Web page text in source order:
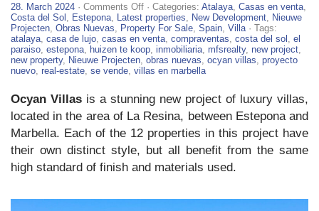
28. March 2024 · Comments Offon
Ocyan
Villas
–
New
Luxury
Homes
· Categories: Atalaya, Casas en venta,
Costa del Sol , Estepona, Latest properties, New Development, Nieuwe
Projecten, Obras Nuevas, Property For Sale, Spain, Villa· Tags:
atalaya, casa de lujo, casas en venta, compraventas, costa del sol , el
paraiso, estepona, huizen te koop, inmobiliaria, mfsrealty, new project,
new property, Nieuwe Projecten, obras nuevas, ocyan villas, proyecto
nuevo, real-estate, se vende, villas en marbella
Ocyan Villas is a stunning new project of luxury villas,
located in the area of La Resina, between Estepona and
Marbella. Each of the 12 properties in this project have
their own distinct style, but all benefit from the same
high standard of finish and materials used.